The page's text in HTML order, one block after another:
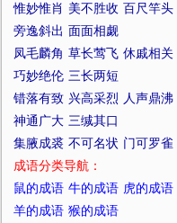
惟妙惟肖 美不胜收 百尺竿头
旁逸斜出 面面相觑
凤毛麟角 草长莺飞 休戚相关
巧妙绝伦 三长两短
错落有致 兴高采烈 人声鼎沸
神通广大 三缄其口
集腋成裘 不可名状 门可罗雀
成语分类导航：
鼠的成语 牛的成语 虎的成语
羊的成语 猴的成语